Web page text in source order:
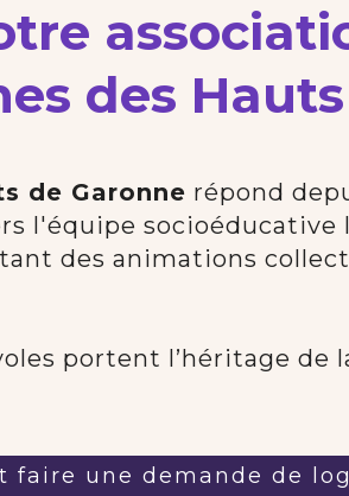
des
de Garonne répond
l'équipe
des animations
portent l’héritage de
faire une demande de